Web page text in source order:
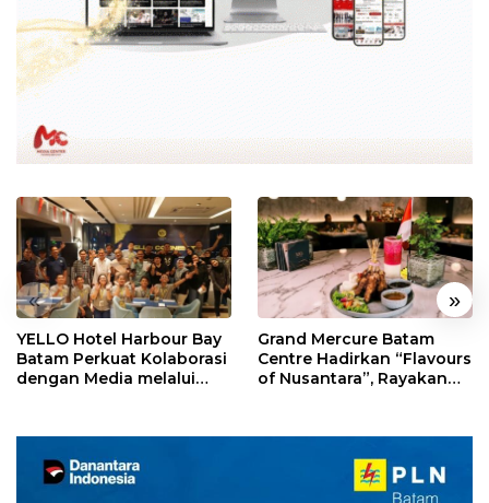
« »
YELLO Hotel Harbour Bay
Batam Perkuat Kolaborasi
dengan Media melalui
Grand Mercure Batam
Centre Hadirkan “Flavours
of Nusantara”, Rayakan